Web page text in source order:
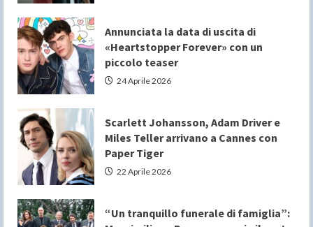
Annunciata la data di uscita di
«Heartstopper Forever» con un
piccolo teaser
24 Aprile 2026
Scarlett Johansson, Adam Driver e
Miles Teller arrivano a Cannes con
Paper Tiger
22 Aprile 2026
“Un tranquillo funerale di famiglia”: